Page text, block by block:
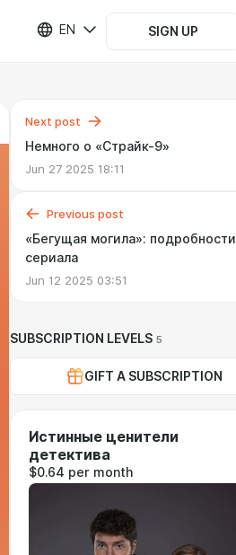
EN SIGN UP
Next post
Немного о «Страйк-9»
Jun 27 2025 18:11
Previous post
«Бегущая могила»: подробности
сериала
Jun 12 2025 03:51
SUBSCRIPTION LEVELS 5
GIFT A SUBSCRIPTION
Истинные ценители
детектива
$0.64 per month